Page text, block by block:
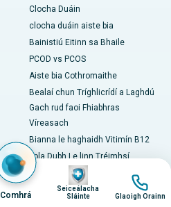
Clocha Duáin
clocha duáin aiste bia
Bainistiú Eitinn sa Bhaile
PCOD vs PCOS
Aiste bia Cothromaithe
Bealaí chun Tríghlicrídí a Laghdú
Gach rud faoi Fhiabhras
Víreasach
Bianna le haghaidh Vitimín B12
Fola Dubh Le linn Tréimhsí
Bianna chun troid i gcoinne
Leigheasanna Baile le haghaidh
Comhrá
Íomha
Seiceálacha
Sláinte
Íomha
Glaoigh Orainn